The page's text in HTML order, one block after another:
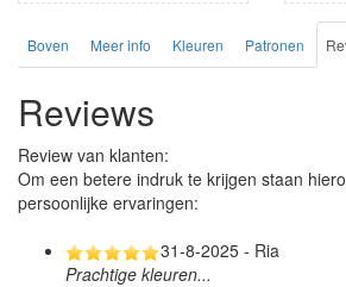
Boven Meer info Kleuren Patronen
Reviews
Review van klanten:
Om een betere indruk te krijgen staan
persoonlijke ervaringen:
31-8-2025 - Ria
Prachtige kleuren...